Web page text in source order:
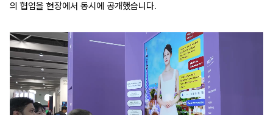
의 협업을 현장에서 동시에 공개했습니다.